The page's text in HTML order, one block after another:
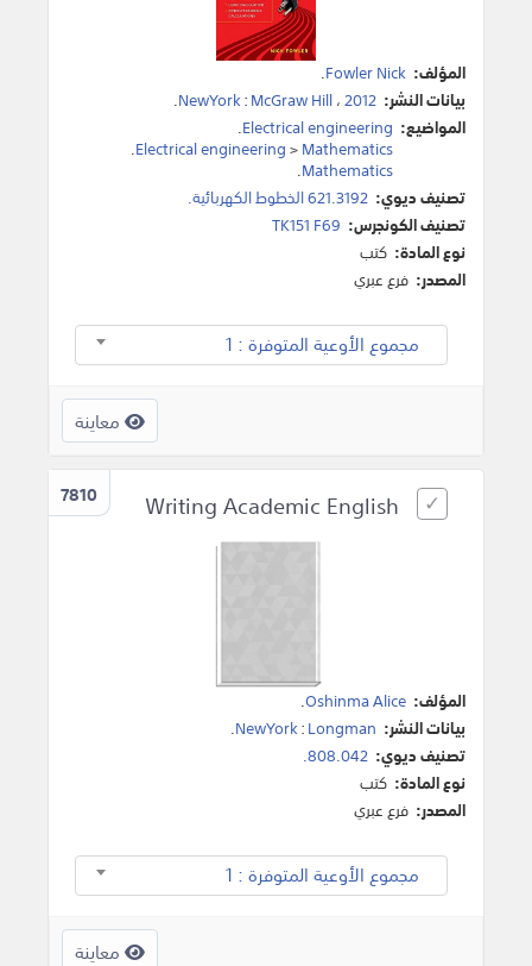
المؤلف: Fowler Nick
.
بيانات النشر:
NewYork:McGraw Hill،2012
.
المواضيع: Electrical engineering
.
Electrical engineering>Mathematics
.
Mathematics
.
تصنيف ديوي: 621.3192 الخطوط الكهربائية.
تصنيف الكونجرس: TK151 F69
نوع المادة: كتب
المصدر: فرع عبري
مجموع الأوعية المتوفرة : 1
معاينة
7810
المؤلف: Oshinma Alice
.
بيانات النشر:
NewYork:Longman
.
تصنيف ديوي: 808.042.
نوع المادة: كتب
المصدر: فرع عبري
مجموع الأوعية المتوفرة : 1
معاينة